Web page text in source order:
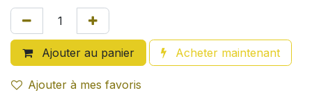
Ajouter au panier Acheter maintenant
Ajouter à mes favoris